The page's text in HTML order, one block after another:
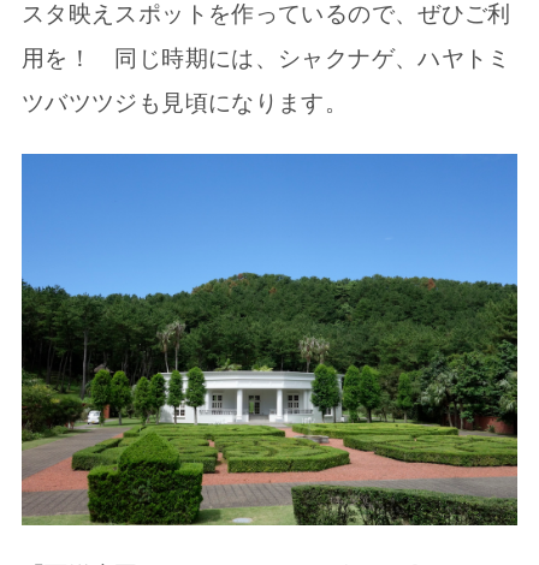
スタ映えスポットを作っているので、ぜひご利
用を！ 同じ時期には、シャクナゲ、ハヤトミ
ツバツツジも見頃になります。